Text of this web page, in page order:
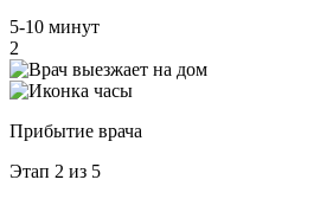
5-10 минут
2
Прибытие врача
Этап 2 из 5